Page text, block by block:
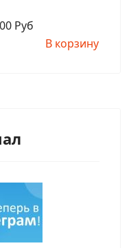
Руб
В корзину